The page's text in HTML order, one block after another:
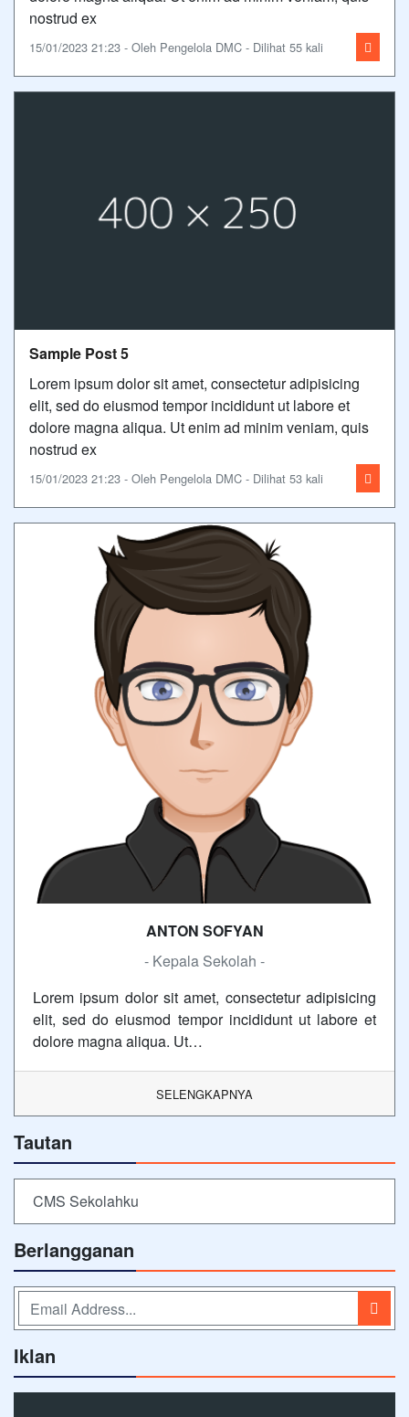
nostrud ex
15/01/2023 21:23 - Oleh Pengelola DMC - Dilihat 55 kali
Sample Post 5
Lorem ipsum dolor sit amet, consectetur adipisicing
elit, sed do eiusmod tempor incididunt ut labore et
dolore magna aliqua. Ut enim ad minim veniam, quis
nostrud ex
15/01/2023 21:23 - Oleh Pengelola DMC - Dilihat 53 kali
ANTON SOFYAN
- Kepala Sekolah -
Lorem ipsum dolor sit amet, consectetur adipisicing
elit, sed do eiusmod tempor incididunt ut labore et
dolore magna aliqua. Ut…
SELENGKAPNYA
Tautan
CMS Sekolahku
Berlangganan
Iklan